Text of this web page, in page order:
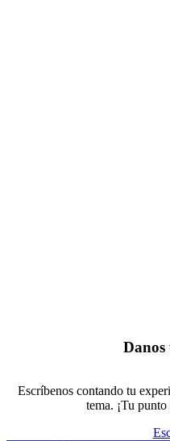
Escríbenos contando tu
tema. ¡Tu